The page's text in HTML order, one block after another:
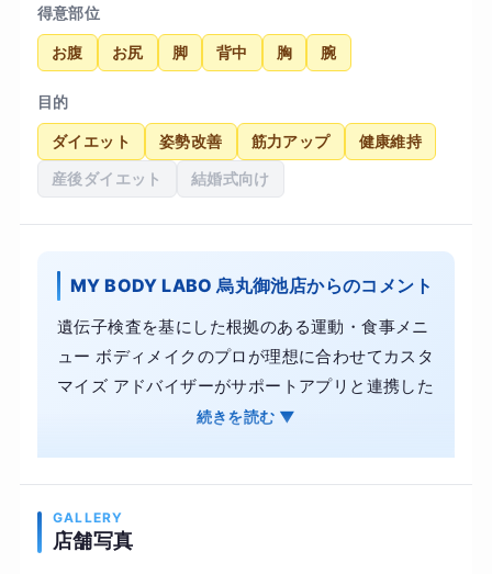
得意部位
お腹 お尻 脚 背中 胸 腕
目的
ダイエット 姿勢改善 筋力アップ 健康維持
産後ダイエット 結婚式向け
MY BODY LABO 烏丸御池店からのコメント
遺伝子検査を基にした根拠のある運動・食事メニ
ュー ボディメイクのプロが理想に合わせてカスタ
マイズ アドバイザーがサポートアプリと連携した
食事管理 オンライン・ジムそれぞれ併用OK 結果
続きを読む ▼
GALLERY
店舗写真